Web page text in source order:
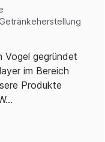
Vogel gegründet
im Bereich
Produkte